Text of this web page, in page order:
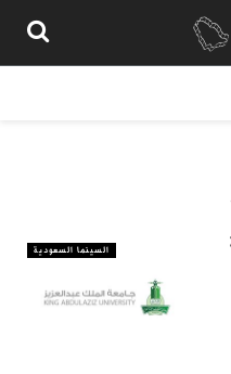
السينما السعودية